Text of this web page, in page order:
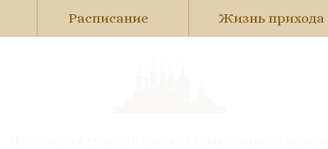
Жизнь прихода
Расписание